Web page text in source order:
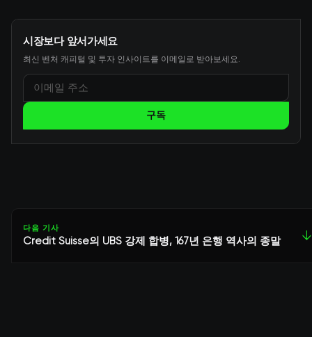
시장보다 앞서가세요
최신 벤처 캐피털 및 투자 인사이트를 이메일로 받아보세요.
구독
다음 기사
Credit Suisse의 UBS 강제 합병, 167년 은행 역사의 종말 ↓